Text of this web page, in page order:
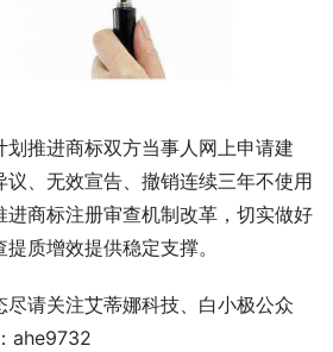
推进商标双方当事人网上申请建
、无效宣告、撤销连续三年不使用
进商标注册审查机制改革，切实做好
质增效提供稳定支撑。
尽请关注艾蒂娜科技、白小极公众
ahe9732